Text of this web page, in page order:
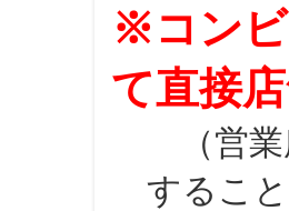
※コンビ
て直接
（営業
するこ